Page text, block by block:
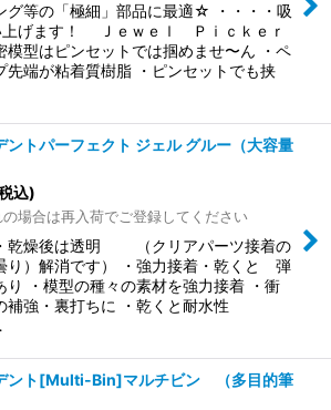
グ等の「極細」部品に最適☆ ・・・・吸
上げます！ Ｊｅｗｅｌ Ｐｉｃｋｅｒ
模型はピンセットでは掴めませ〜ん ・ペ
先端が粘着質樹脂 ・ピンセットでも挟
ントパーフェクト ジェル グルー（大容量
込)
場合は再入荷でご登録してください
乾燥後は透明 （クリアパーツ接着の
り）解消です） ・強力接着・乾くと 弾
り ・模型の種々の素材を強力接着 ・衝
補強・裏打ちに ・乾くと耐水性
ント[Multi-Bin]マルチビン （多目的筆